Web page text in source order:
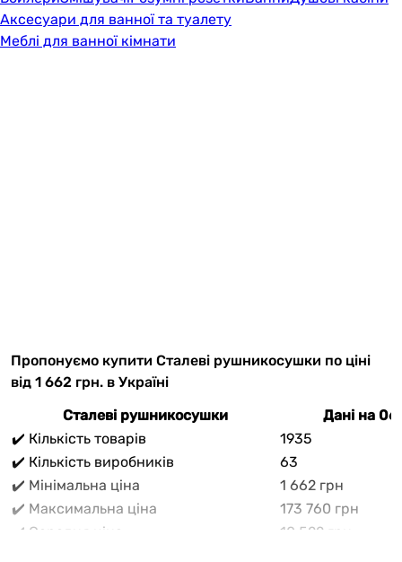
Аксесуари для ванної та туалету
Меблі для ванної кімнати
Пропонуємо купити Сталеві рушникосушки по ціні
від 1 662 грн. в Україні
Сталеві рушникосушки
Дані на
✔️ Кількість товарів
1935
✔️ Кількість виробників
63
✔️ Мінімальна ціна
1 662 грн
✔️ Максимальна ціна
173 760 грн
✔️ Середня ціна
10 522 грн